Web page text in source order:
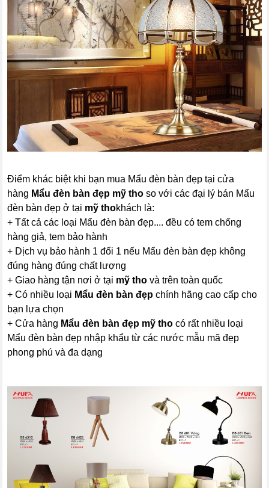
Điểm khác biệt khi bạn mua Mẩu đèn bàn đẹp tại cửa
hàng Mẩu đèn bàn đẹp mỹ tho so với các đại lý bán Mẩu
đèn bàn đẹp ở tại mỹ thokhách là:
+ Tất cả các loại Mẩu đèn bàn đẹp.... đều có tem chống
hàng giả, tem bảo hành
+ Dịch vụ bảo hành 1 đổi 1 nếu Mẩu đèn bàn đẹp không
đúng hàng đúng chất lượng
+ Giao hàng tận nơi ở tại mỹ tho và trên toàn quốc
+ Có nhiều loại Mẩu đèn bàn đẹp chính hãng cao cấp cho
bạn lựa chọn
+ Cửa hàng Mẩu đèn bàn đẹp mỹ tho có rất nhiều loại
Mẩu đèn bàn đẹp nhập khẩu từ các nước mẫu mã đẹp
phong phú và đa dạng